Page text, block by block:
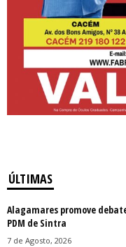
ÚLTIMAS
Alagamares promove
PDM de Sintra
7 de Agosto, 2026